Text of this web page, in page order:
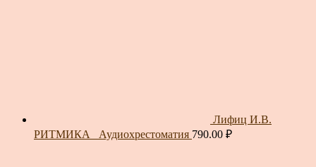
Лифиц И.В.
РИТМИКА_ Аудиохрестоматия 790.00 ₽